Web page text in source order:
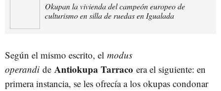
Okupan la vivienda del campeón europeo de
culturismo en silla de ruedas en Igualada
Según el mismo escrito, el modus
operandi de Antiokupa Tarraco era el siguiente: en
primera instancia, se les ofrecía a los okupas condonar